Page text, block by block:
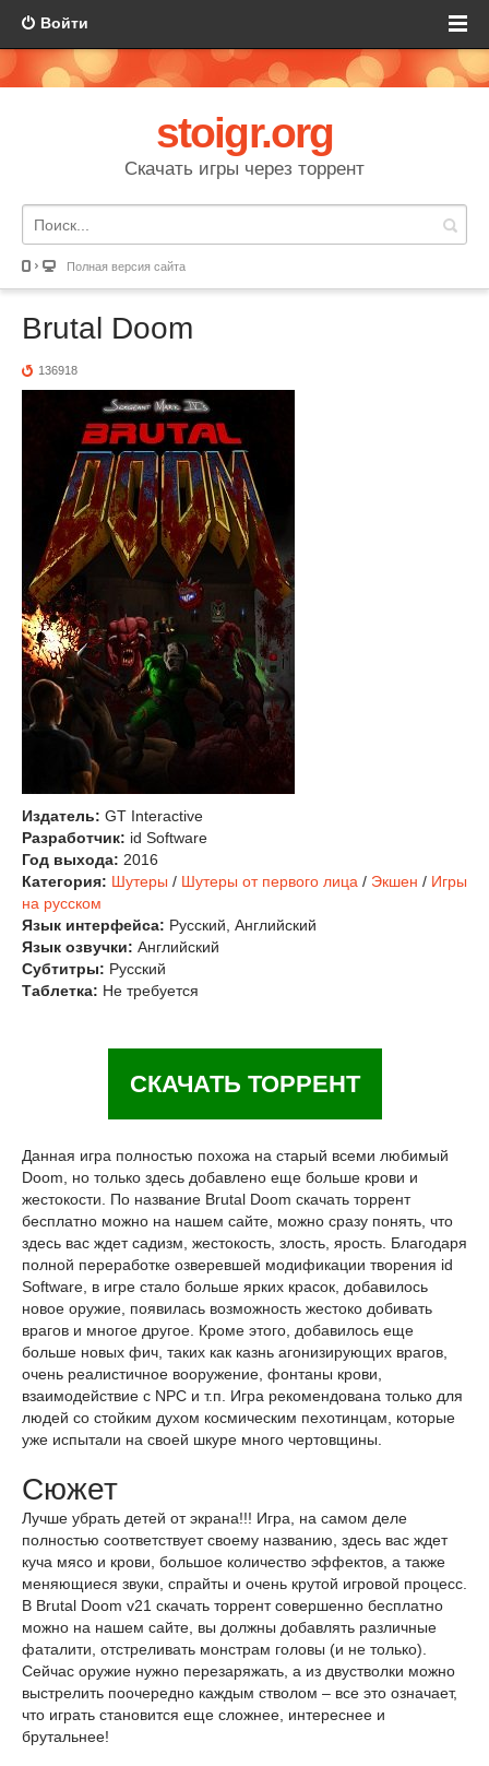
Войти
stoigr.org
Скачать игры через торрент
Полная версия сайта
Brutal Doom
136918
Издатель: GT Interactive
Разработчик: id Software
Год выхода: 2016
Категория: Шутеры / Шутеры от первого лица / Экшен / Игры
на русском
Язык интерфейса: Русский, Английский
Язык озвучки: Английский
Субтитры: Русский
Таблетка: Не требуется
СКАЧАТЬ ТОРРЕНТ
Данная игра полностью похожа на старый всеми любимый
Doom, но только здесь добавлено еще больше крови и
жестокости. По название Brutal Doom скачать торрент
бесплатно можно на нашем сайте, можно сразу понять, что
здесь вас ждет садизм, жестокость, злость, ярость. Благодаря
полной переработке озверевшей модификации творения id
Software, в игре стало больше ярких красок, добавилось
новое оружие, появилась возможность жестоко добивать
врагов и многое другое. Кроме этого, добавилось еще
больше новых фич, таких как казнь агонизирующих врагов,
очень реалистичное вооружение, фонтаны крови,
взаимодействие с NPC и т.п. Игра рекомендована только для
людей со стойким духом космическим пехотинцам, которые
уже испытали на своей шкуре много чертовщины.
Сюжет
Лучше убрать детей от экрана!!! Игра, на самом деле
полностью соответствует своему названию, здесь вас ждет
куча мясо и крови, большое количество эффектов, а также
меняющиеся звуки, спрайты и очень крутой игровой процесс.
В Brutal Doom v21 скачать торрент совершенно бесплатно
можно на нашем сайте, вы должны добавлять различные
фаталити, отстреливать монстрам головы (и не только).
Сейчас оружие нужно перезаряжать, а из двустволки можно
выстрелить поочередно каждым стволом – все это означает,
что играть становится еще сложнее, интереснее и
брутальнее!